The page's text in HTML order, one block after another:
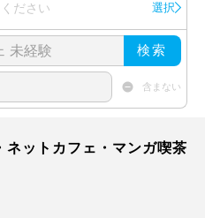
ださい 選択
検索
含まない
ネットカフェ・マンガ喫茶